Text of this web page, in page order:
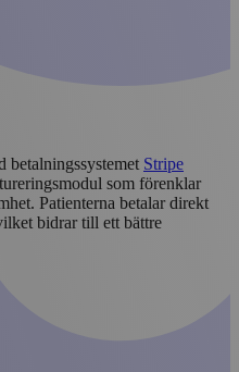
betalningssystemet Stripe
som förenklar
Patienterna betalar direkt
bidrar till ett bättre